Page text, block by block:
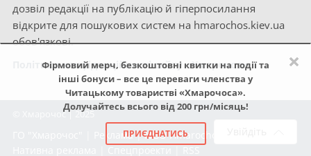
×
Фірмовий мерч, безкоштовні квитки на події та
інші бонуси – все це переваги членства у
Читацькому товаристві «Хмарочоса».
Долучайтесь всього від 200 грн/місяць!
ПРИЄДНАТИСЬ
дозвіл редакції на публікацію й гіперпосилання
відкрите для пошукових систем на hmarochos.kiev.ua
обов'язкові.
Політика конфіденційності сайту «Хмарочос»
© Хмарочос | 2025
Реклама|NGO Hmarochos